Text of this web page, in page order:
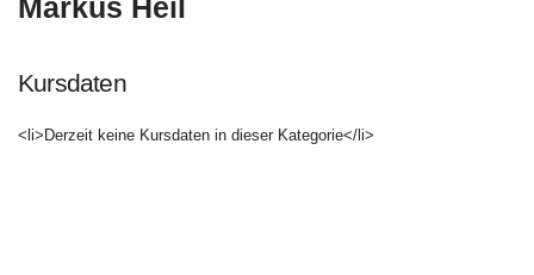
Markus Heil
Kursdaten
<li>Derzeit keine Kursdaten in dieser Kategorie</li>